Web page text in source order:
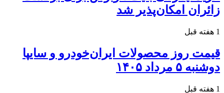
زائران امکان‌پذیر شد
1 هفته قبل
قیمت روز محصولات ایران‌خودرو و سایپا
دوشنبه ۵ مرداد ۱۴۰۵
1 هفته قبل